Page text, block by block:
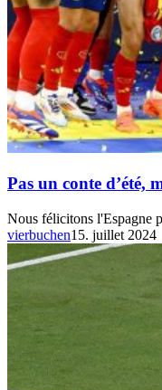
Pas un conte d’été,
Nous félicitons l'Espagne
vierbuchen15. juillet 2024